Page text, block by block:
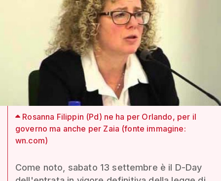
Rosanna Filippin (Pd) ne ha per Orlando, per il
governo ma anche per Zaia (fonte immagine:
wn.com)
Come noto, sabato 13 settembre è il D-Day